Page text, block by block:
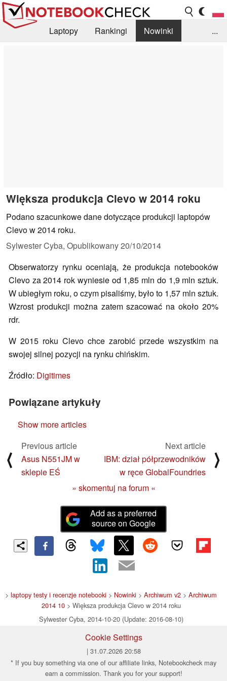
Laptopy Rankingi
Nowinki
...
Większa produkcja Clevo w 2014 roku
Podano szacunkowe dane dotyczące produkcji laptopów
Clevo w 2014 roku.
Sylwester Cyba, Opublikowany20/10/2014
Obserwatorzy rynku oceniają, że produkcja notebooków
Clevo za 2014 rok wyniesie od 1,85 mln do 1,9 mln sztuk.
W ubiegłym roku, o czym pisaliśmy, było to 1,57 mln sztuk.
Wzrost produkcji można zatem szacować na około 20%
rdr.
W 2015 roku Clevo chce zarobić przede wszystkim na
swojej silnej pozycji na rynku chińskim.
Źródło: Digitimes
Powiązane artykuły
Show more articles
⟨
Previous article
Asus N551JM w
sklepie EŚ
Next article
IBM: dział półprzewodników
w ręce GlobalFoundries
⟩
» skomentuj na forum «
Add as a preferred
source on Google
> laptopy testy i recenzje notebooki > Nowinki > Archiwum v2 > Archiwum
2014 10> Większa produkcja Clevo w 2014 roku
Sylwester Cyba, 2014-10-20 (Update: 2016-08-10)
Cookie Settings
| 31.07.2026 20:58
* If you buy something via one of our affiliate links, Notebookcheck may
earn a commission. Thank you for your support!